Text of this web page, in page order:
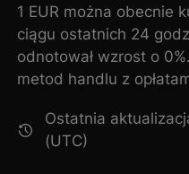
1 EUR można obecnie
ciągu ostatnich 24
odnotował wzrost o
metod handlu z
Ostatnia
(UTC)